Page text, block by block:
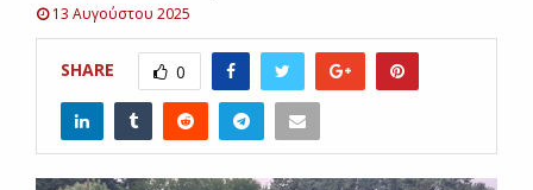
13 Αυγούστου 2025
SHARE 0